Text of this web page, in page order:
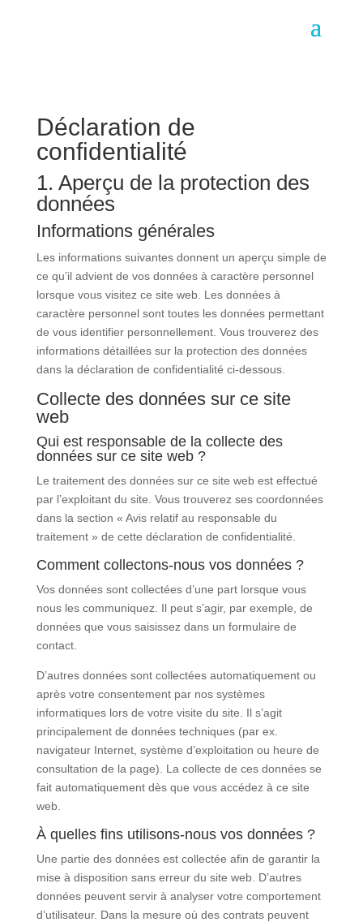
Déclaration de
confidentialité
1. Aperçu de la protection des
données
Informations générales
Les informations suivantes donnent un aperçu simple de
ce qu’il advient de vos données à caractère personnel
lorsque vous visitez ce site web. Les données à
caractère personnel sont toutes les données permettant
de vous identifier personnellement. Vous trouverez des
informations détaillées sur la protection des données
dans la déclaration de confidentialité ci-dessous.
Collecte des données sur ce site
web
Qui est responsable de la collecte des
données sur ce site web ?
Le traitement des données sur ce site web est effectué
par l’exploitant du site. Vous trouverez ses coordonnées
dans la section « Avis relatif au responsable du
traitement » de cette déclaration de confidentialité.
Comment collectons-nous vos données ?
Vos données sont collectées d’une part lorsque vous
nous les communiquez. Il peut s’agir, par exemple, de
données que vous saisissez dans un formulaire de
contact.
D’autres données sont collectées automatiquement ou
après votre consentement par nos systèmes
informatiques lors de votre visite du site. Il s’agit
principalement de données techniques (par ex.
navigateur Internet, système d’exploitation ou heure de
consultation de la page). La collecte de ces données se
fait automatiquement dès que vous accédez à ce site
web.
À quelles fins utilisons-nous vos données ?
Une partie des données est collectée afin de garantir la
mise à disposition sans erreur du site web. D’autres
données peuvent servir à analyser votre comportement
d’utilisateur. Dans la mesure où des contrats peuvent